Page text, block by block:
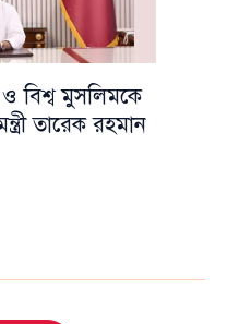
বিশ্ব মুসলিমকে
তারেক রহমান